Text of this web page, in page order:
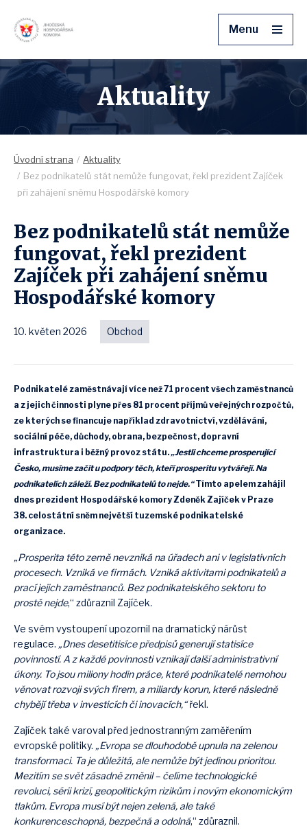
Menu
Aktuality
Úvodní strana
Aktuality
Bez podnikatelů stát nemůže fungovat, řekl prezident Zajíček
při zahájení sněmu Hospodářské komory
Bez podnikatelů stát nemůže
fungovat, řekl prezident
Zajíček při zahájení sněmu
Hospodářské komory
10. květen 2026 Obchod
Podnikatelé zaměstnávají více než 71 procent všech zaměstnanců
a z jejich činnosti plyne přes 81 procent příjmů veřejných rozpočtů,
ze kterých se financuje například zdravotnictví, vzdělávání,
sociální péče, důchody, obrana, bezpečnost, dopravní
infrastruktura i běžný provoz státu.„Jestli chceme prosperující
Česko, musíme začít u podpory těch, kteří prosperitu vytvářejí. Na
podnikatelích záleží. Bez podnikatelů to nejde.“Tímto apelem zahájil
dnes prezident Hospodářské komory Zdeněk Zajíček v Praze
38. celostátní sněm největší tuzemské podnikatelské
organizace.
„Prosperita této země nevzniká na úřadech ani v legislativních
procesech. Vzniká ve firmách. Vzniká aktivitami podnikatelů a
prací jejich zaměstnanců. Bez podnikatelského sektoru to
prostě nejde,“ zdůraznil Zajíček.
Ve svém vystoupení upozornil na dramatický nárůst
regulace. „Dnes desetitisíce předpisů generují statisíce
povinností. A z každé povinnosti vznikají další administrativní
úkony. To jsou miliony hodin práce, které podnikatelé nemohou
věnovat rozvoji svých firem, a miliardy korun, které následně
chybějí třeba v investicích či inovacích,“řekl.
Zajíček také varoval před jednostranným zaměřením
evropské politiky. „Evropa se dlouhodobě upnula na zelenou
transformaci. Ta je důležitá, ale nemůže být jedinou prioritou.
Mezitím se svět zásadně změnil – čelíme technologické
revoluci, sérii krizí, geopolitickým rizikům i novým ekonomickým
tlakům. Evropa musí být nejen zelená, ale také
konkurenceschopná, bezpečná a odolná,“ zdůraznil.